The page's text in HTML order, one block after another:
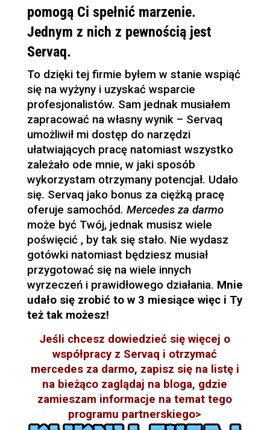
pomogą Ci spełnić marzenie.
Jednym z nich z pewnością jest
Servaq.
To dzięki tej firmie byłem w stanie wspiąć
się na wyżyny i uzyskać wsparcie
profesjonalistów. Sam jednak musiałem
zapracować na własny wynik – Servaq
umożliwił mi dostęp do narzędzi
ułatwiających pracę natomiast wszystko
zależało ode mnie, w jaki sposób
wykorzystam otrzymany potencjał. Udało
się. Servaq jako bonus za ciężką pracę
oferuje samochód. Mercedes za darmo
może być Twój, jednak musisz wiele
poświęcić , by tak się stało. Nie wydasz
gotówki natomiast będziesz musiał
przygotować się na wiele innych
wyrzeczeń i prawidłowego działania. Mnie
udało się zrobić to w 3 miesiące więc i Ty
też tak możesz!
Jeśli chcesz dowiedzieć się więcej o
współpracy z Servaq i otrzymać
mercedes za darmo, zapisz się na listę i
na bieżąco zaglądaj na bloga, gdzie
zamieszam informacje na temat tego
programu partnerskiego>